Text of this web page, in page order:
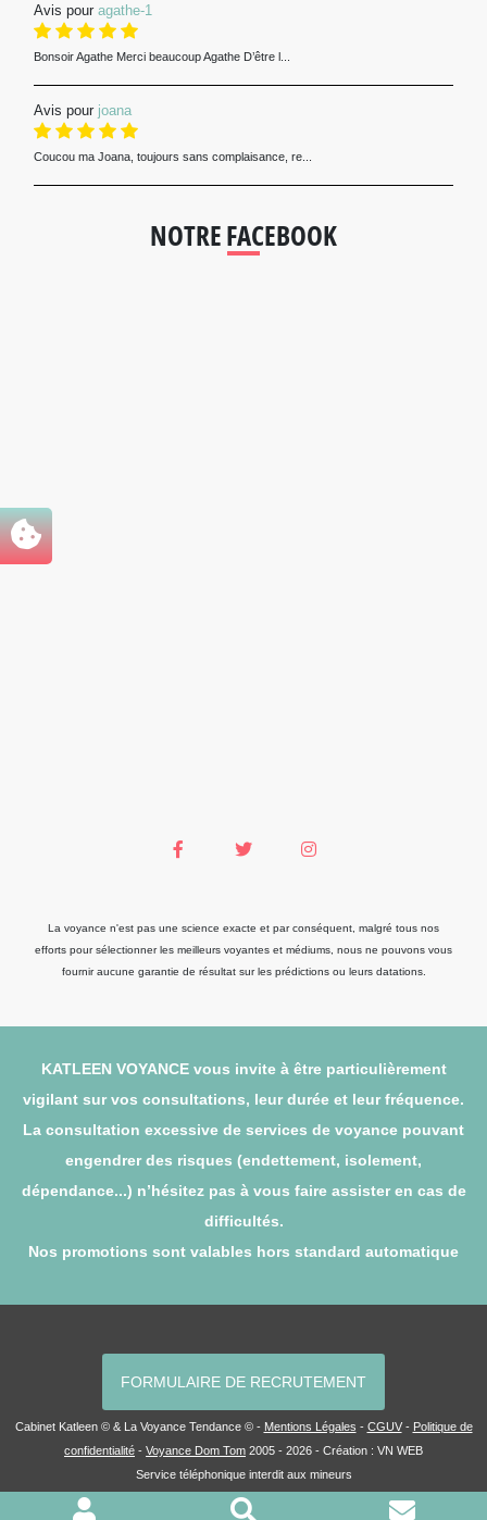
Avis pour agathe-1
Bonsoir Agathe Merci beaucoup Agathe D’être l...
Avis pour joana
Coucou ma Joana, toujours sans complaisance, re...
NOTRE FACEBOOK
La voyance n'est pas une science exacte et par conséquent, malgré tous nos
efforts pour sélectionner les meilleurs voyantes et médiums, nous ne pouvons vous
fournir aucune garantie de résultat sur les prédictions ou leurs datations.
KATLEEN VOYANCE vous invite à être particulièrement
vigilant sur vos consultations, leur durée et leur fréquence.
La consultation excessive de services de voyance pouvant
engendrer des risques (endettement, isolement,
dépendance...) n’hésitez pas à vous faire assister en cas de
difficultés.
Nos promotions sont valables hors standard automatique
FORMULAIRE DE RECRUTEMENT
Cabinet Katleen © & La Voyance Tendance © - Mentions Légales - CGUV- Politique de
confidentialité - Voyance Dom Tom 2005 - 2026 - Création : VN WEB
Service téléphonique interdit aux mineurs